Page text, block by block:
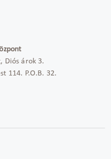
Diós árok 3.
114. P.O.B. 32.